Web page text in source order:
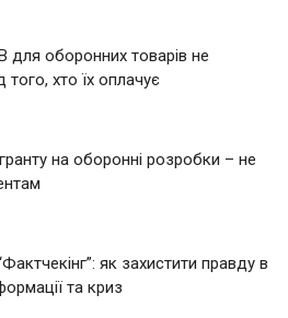
для оборонних товарів не
того, хто їх оплачує
на оборонні розробки – не
як захистити правду в
та криз